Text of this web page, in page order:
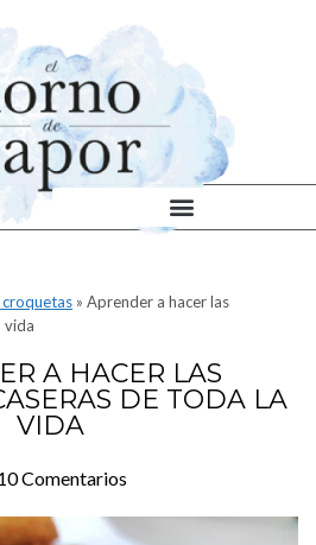
croquetas » Aprender a hacer las
vida
A HACER LAS
DE TODA LA
VIDA
Comentarios